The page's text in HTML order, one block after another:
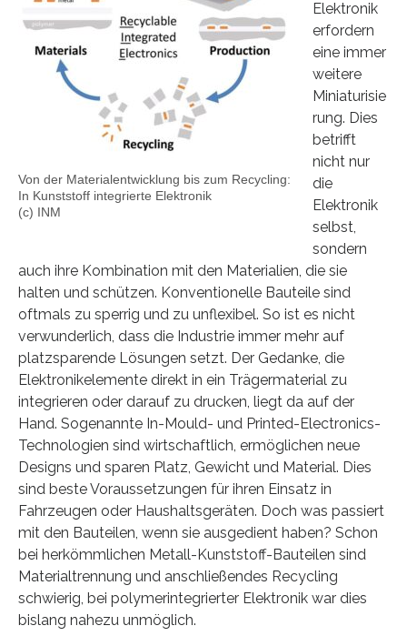
Von der Materialentwicklung bis zum Recycling:
In Kunststoff integrierte Elektronik
(c) INM
Elektronik
erfordern
eine immer
weitere
Miniaturisie
rung. Dies
betrifft
nicht nur
die
Elektronik
selbst,
sondern
auch ihre Kombination mit den Materialien, die sie
halten und schützen. Konventionelle Bauteile sind
oftmals zu sperrig und zu unflexibel. So ist es nicht
verwunderlich, dass die Industrie immer mehr auf
platzsparende Lösungen setzt. Der Gedanke, die
Elektronikelemente direkt in ein Trägermaterial zu
integrieren oder darauf zu drucken, liegt da auf der
Hand. Sogenannte In-Mould- und Printed-Electronics-
Technologien sind wirtschaftlich, ermöglichen neue
Designs und sparen Platz, Gewicht und Material. Dies
sind beste Voraussetzungen für ihren Einsatz in
Fahrzeugen oder Haushaltsgeräten. Doch was passiert
mit den Bauteilen, wenn sie ausgedient haben? Schon
bei herkömmlichen Metall-Kunststoff-Bauteilen sind
Materialtrennung und anschließendes Recycling
schwierig, bei polymerintegrierter Elektronik war dies
bislang nahezu unmöglich.